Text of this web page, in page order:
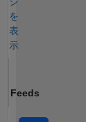
を
表
示
Feeds